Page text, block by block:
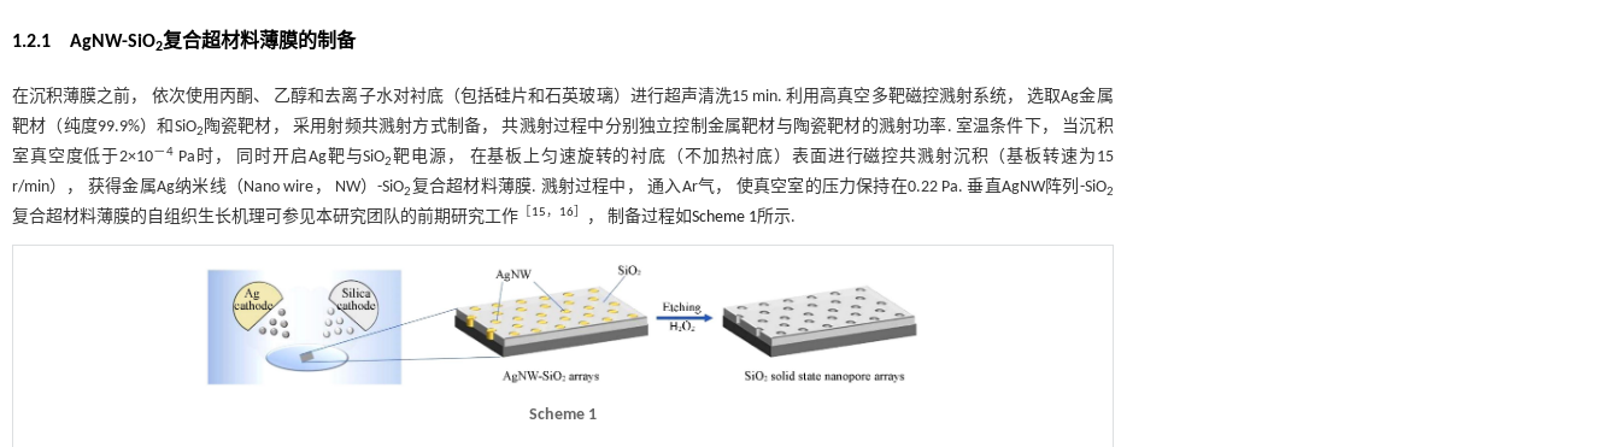
1.2.1 AgNW-SiO2复合超材料薄膜的制备
在沉积薄膜之前， 依次使用丙酮、 乙醇和去离子水对衬底（包括硅片和石英玻璃）进行超声清洗15 min. 利用高真空多靶磁控溅射系统， 选取Ag金属
靶材（纯度99.9%）和SiO2 陶瓷靶材， 采用射频共溅射方式制备， 共溅射过程中分别独立控制金属靶材与陶瓷靶材的溅射功率. 室温条件下， 当沉积
室真空度低于2×10－4 Pa时， 同时开启Ag靶与SiO2靶电源， 在基板上匀速旋转的衬底（不加热衬底）表面进行磁控共溅射沉积（基板转速为15
r/min）， 获得金属Ag纳米线（Nano wire， NW）-SiO2复合超材料薄膜. 溅射过程中， 通入Ar气， 使真空室的压力保持在0.22 Pa. 垂直AgNW阵列-SiO2
复合超材料薄膜的自组织生长机理可参见本研究团队的前期研究工作 15， 16 ， 制备过程如Scheme 1所示.
Scheme 1